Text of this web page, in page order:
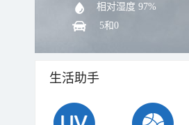
相对湿度 97%
5和0
生活助手